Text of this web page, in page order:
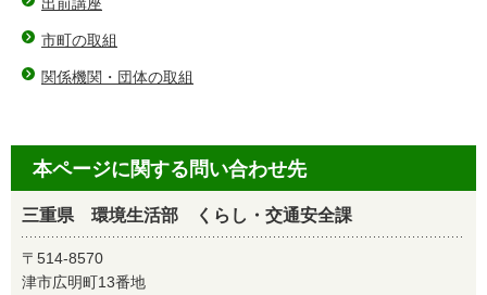
市町の取組
関係機関・団体の取組
本ページに関する問い合わせ先
三重県 環境生活部 くらし・交通安全課
〒514-8570
津市広明町13番地